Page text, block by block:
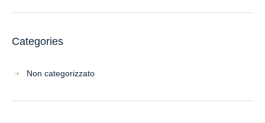
Categories
Non categorizzato